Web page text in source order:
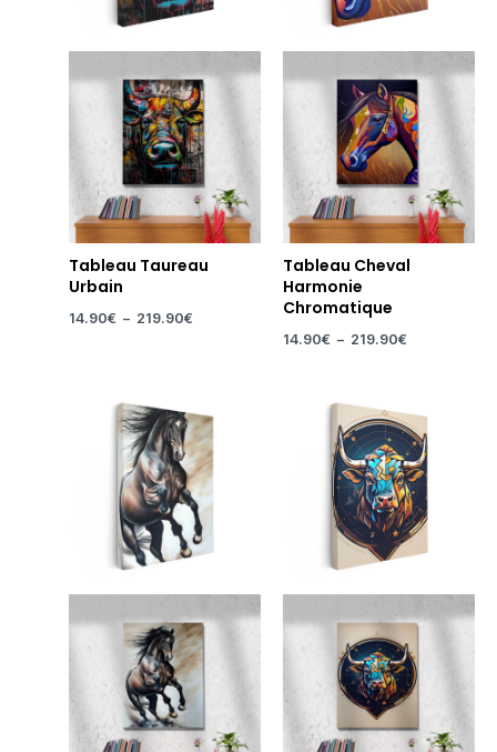
Tableau Taureau
Urbain
14.90€ – 219.90€
Tableau Cheval
Harmonie
Chromatique
14.90€ – 219.90€
de
prix :
14.90€
à
219.90€
de
prix :
14.90€
à
219.90€